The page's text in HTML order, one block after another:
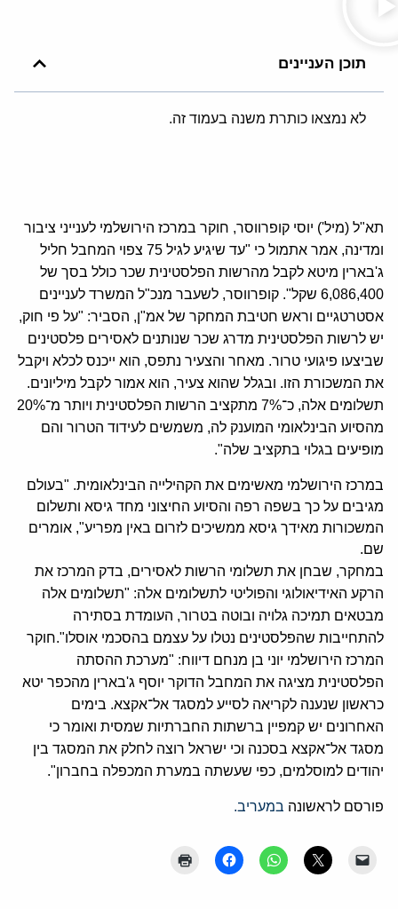
תוכן העניינים
לא נמצאו כותרת משנה בעמוד זה.
תא"ל (מיל') יוסי קופרווסר, חוקר במרכז הירושלמי לענייני ציבור
ומדינה, אמר אתמול כי "עד שיגיע לגיל 75 צפוי המחבל חליל
ג'בארין מיטא לקבל מהרשות הפלסטינית שכר כולל בסך של
6,086,400 שקל". קופרווסר, לשעבר מנכ"ל המשרד לעניינים
אסטרטגיים וראש חטיבת המחקר של אמ"ן, הסביר: "על פי חוק,
יש לרשות הפלסטינית מדרג שכר שנותנים לאסירים פלסטינים
שביצעו פיגועי טרור. מאחר והצעיר נתפס, הוא ייכנס לכלא ויקבל
את המשכורת הזו. ובגלל שהוא צעיר, הוא אמור לקבל מיליונים.
תשלומים אלה, כ־7% מתקציב הרשות הפלסטינית ויותר מ־20%
מהסיוע הבינלאומי המוענק לה, משמשים לעידוד הטרור והם
מופיעים בגלוי בתקציב שלה".
במרכז הירושלמי מאשימים את הקהילייה הבינלאומית. "בעולם
מגיבים על כך בשפה רפה והסיוע החיצוני מחד גיסא ותשלום
המשכורות מאידך גיסא ממשיכים לזרום באין מפריע", אומרים
שם.
במחקר, שבחן את תשלומי הרשות לאסירים, בדק המרכז את
הרקע האידיאולוגי והפוליטי לתשלומים אלה: "תשלומים אלה
מבטאים תמיכה גלויה ובוטה בטרור, העומדת בסתירה
להתחייבות שהפלסטינים נטלו על עצמם בהסכמי אוסלו".חוקר
המרכז הירושלמי יוני בן מנחם דיווח: "מערכת ההסתה
הפלסטינית מציגה את המחבל הדוקר יוסף ג'בארין מהכפר יטא
כראשון שנענה לקריאה לסייע למסגד אל־אקצא. בימים
האחרונים יש קמפיין ברשתות החברתיות שמסית ואומר כי
מסגד אל־אקצא בסכנה וכי ישראל רוצה לחלק את המסגד בין
יהודים למוסלמים, כפי שעשתה במערת המכפלה בחברון".
פורסם לראשונה במעריב.